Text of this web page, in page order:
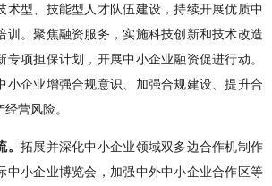
术型、技能型人才队伍建设，持续开展优质中
训。聚焦融资服务，实施科技创新和技术改造
专项担保计划，开展中小企业融资促进行动。
小企业增强合规意识、加强合规建设、提升合
营风险。
。拓展并深化中小企业领域双多边合作机制作
中小企业博览会，加强中外中小企业合作区等